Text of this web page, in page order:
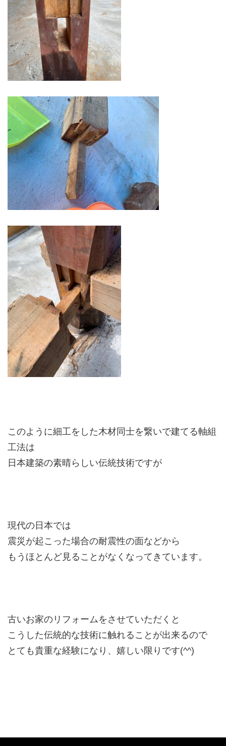
このように細工をした木材同士を繋いで建てる軸組
工法は
日本建築の素晴らしい伝統技術ですが
現代の日本では
震災が起こった場合の耐震性の面などから
もうほとんど見ることがなくなってきています。
古いお家のリフォームをさせていただくと
こうした伝統的な技術に触れることが出来るので
とても貴重な経験になり、嬉しい限りです(^^)